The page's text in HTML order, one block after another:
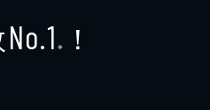
No.1 ※ ！